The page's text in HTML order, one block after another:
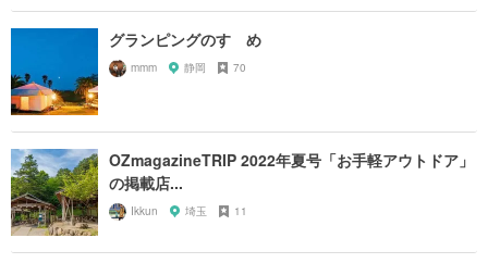
グランピングのすゝめ
mmm 静岡 70
OZmagazineTRIP 2022年夏号「お手軽アウトドア」
の掲載店...
Ikkun 埼玉 11